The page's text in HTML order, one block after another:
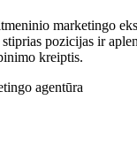
marketingo
pozicijas ir
kreiptis.